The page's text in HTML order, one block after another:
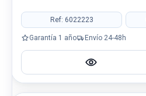
Ref: 6022223
Garantía 1 año Envío 24-48h